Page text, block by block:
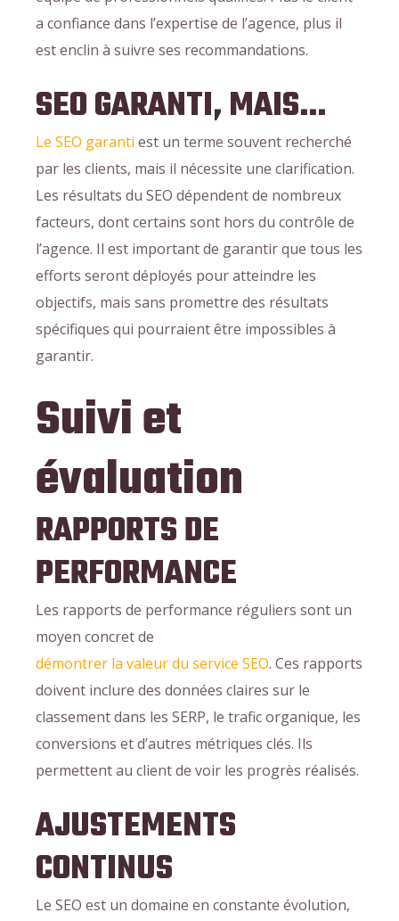
a confiance dans l’expertise de l’agence, plus il
est enclin à suivre ses recommandations.
SEO GARANTI, MAIS…
Le SEO garanti est un terme souvent recherché
par les clients, mais il nécessite une clarification.
Les résultats du SEO dépendent de nombreux
facteurs, dont certains sont hors du contrôle de
l’agence. Il est important de garantir que tous les
efforts seront déployés pour atteindre les
objectifs, mais sans promettre des résultats
spécifiques qui pourraient être impossibles à
garantir.
Suivi et
évaluation
RAPPORTS DE
PERFORMANCE
Les rapports de performance réguliers sont un
moyen concret de
démontrer la valeur du service SEO. Ces rapports
doivent inclure des données claires sur le
classement dans les SERP, le trafic organique, les
conversions et d’autres métriques clés. Ils
permettent au client de voir les progrès réalisés.
AJUSTEMENTS
CONTINUS
Le SEO est un domaine en constante évolution,